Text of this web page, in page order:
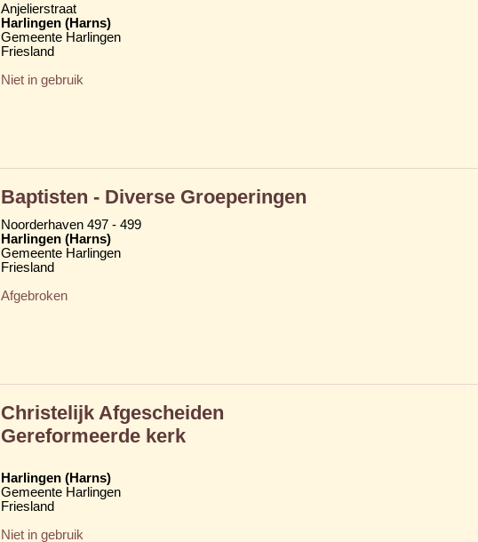
Anjelierstraat
Harlingen (Harns)
Gemeente Harlingen
Friesland
Niet in gebruik
Baptisten - Diverse Groeperingen
Noorderhaven 497 - 499
Harlingen (Harns)
Gemeente Harlingen
Friesland
Afgebroken
Christelijk Afgescheiden
Gereformeerde kerk
Harlingen (Harns)
Gemeente Harlingen
Friesland
Niet in gebruik